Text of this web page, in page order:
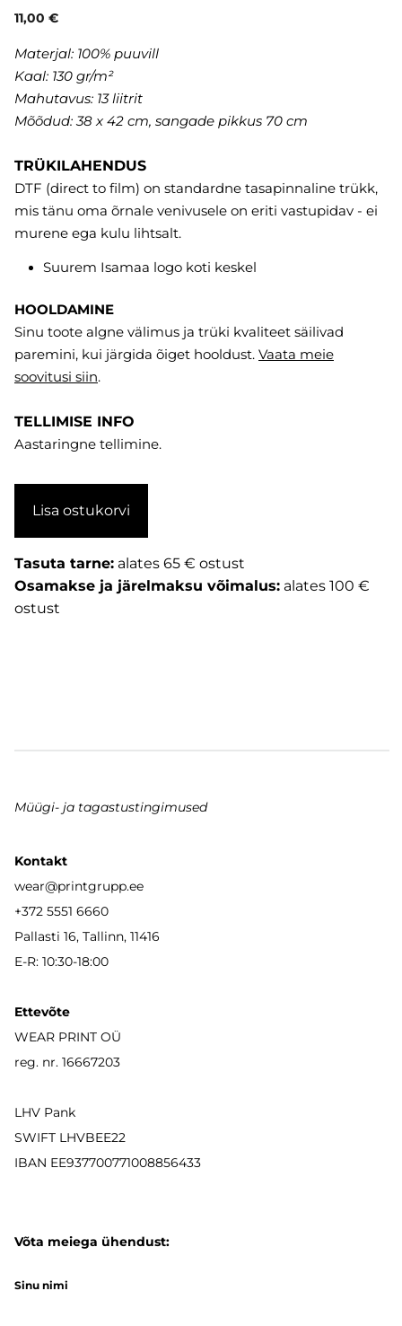
11,00 €
Materjal: 100% puuvill
Kaal: 130 gr/m²
Mahutavus: 13 liitrit
Mõõdud: 38 x 42 cm, sangade pikkus 70 cm
TRÜKILAHENDUS
DTF (direct to film) on standardne tasapinnaline trükk,
mis tänu oma õrnale venivusele on eriti vastupidav - ei
murene ega kulu lihtsalt.
Suurem Isamaa logo koti keskel
HOOLDAMINE
Sinu toote algne välimus ja trüki kvaliteet säilivad
paremini, kui järgida õiget hooldust. Vaata meie
soovitusi siin.
TELLIMISE INFO
Aastaringne tellimine.
Lisa ostukorvi
Tasuta tarne: alates 65 € ostust
Osamakse ja järelmaksu võimalus: alates 100 €
ostust
Müügi- ja tagastustingimused
Kontakt
wear@printgrupp.ee
+372 5551 6660
Pallasti 16, Tallinn, 11416
E-R: 10:30-18:00
Ettevõte
WEAR PRINT OÜ
reg. nr. 16667203
LHV Pank
SWIFT LHVBEE22
IBAN EE937700771008856433
Võta meiega ühendust:
Sinu nimi